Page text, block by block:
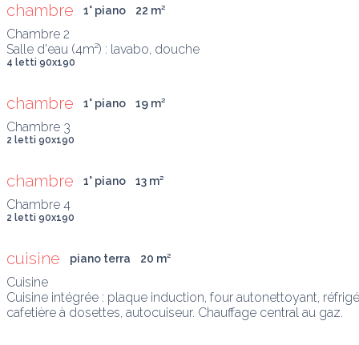
chambre 1° piano 22 m²
Chambre 2
Salle d'eau (4m²) : lavabo, douche
4 letti 90x190
chambre 1° piano 19 m²
2 letti 90x190
chambre 1° piano 13 m²
2 letti 90x190
cuisine piano terra 20 m²
Cuisine
Cuisine intégrée : plaque induction, four autonettoyant,
cafetière à dosettes, autocuiseur. Chauffage central au gaz.